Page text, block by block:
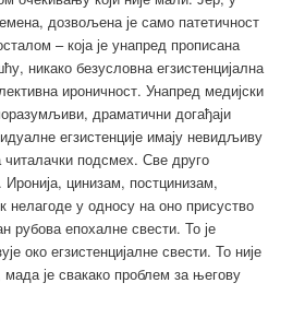
дозвољена је само патетичност
– која је унапред прописана
никако безусловна егзистенцијална
ироничност. Унапред медијски
драматични догађаји
егзистенције имају невидљиву
читалачки подсмех. Све друго
Иронија, цинизам, постцинизам,
нелагоде у односу на оно присуство
рубова епохалне свести. То је
око егзистенцијалне свести. То није
је свакако проблем за његову